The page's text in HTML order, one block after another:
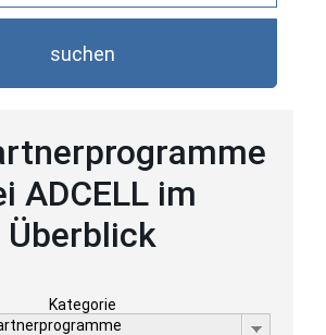
suchen
ADCELL im
Überblick
Kategorie